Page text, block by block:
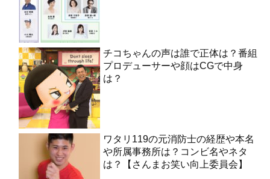
チコちゃんの声は誰で正体は？番組
プロデューサーや顔はCGで中身
は？
ワタリ119の元消防士の経歴や本名
や所属事務所は？コンビ名やネタ
は？【さんまお笑い向上委員会】